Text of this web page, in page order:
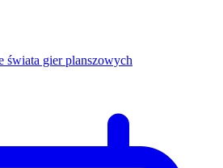
świata gier planszowych